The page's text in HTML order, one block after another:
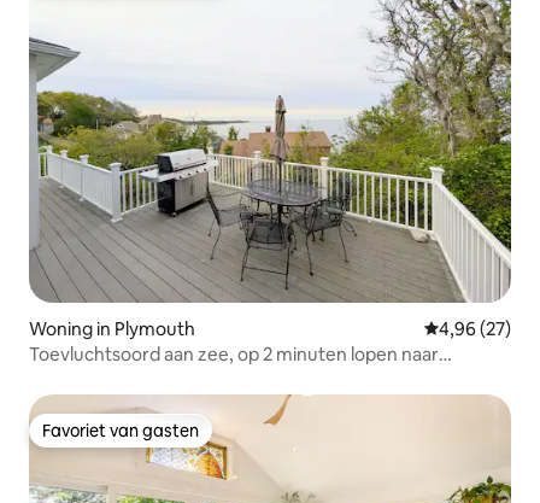
Woning in Plymouth Gemiddelde
4,96 (27)
Toevluchtsoord aan zee, op 2 minuten lopen naar
Favoriet van gasten
Favoriet van gasten